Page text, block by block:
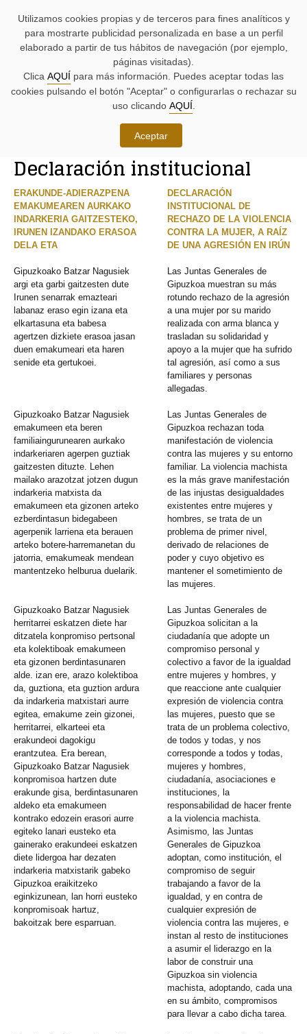
NAVEGACIÓN:
contenido.
parlamentaria.
parlamentarias.
MENÚS
PRINCIPAL
ACCESO
PÁGINA
ACTUAL
CONTENIDO
PRINCIPAL
DE
LA
PÁGINA
Declaración institucional
ERAKUNDE-ADIERAZPENA
EMAKUMEAREN AURKAKO
INDARKERIA GAITZESTEKO,
IRUNEN IZANDAKO ERASOA
DELA ETA
DECLARACIÓN
INSTITUCIONAL DE
RECHAZO DE LA VIOLENCIA
CONTRA LA MUJER, A RAÍZ
DE UNA AGRESIÓN EN IRÚN
Gipuzkoako Batzar Nagusiek
argi eta garbi gaitzesten dute
Irunen senarrak emazteari
labanaz eraso egin izana eta
elkartasuna eta babesa
agertzen dizkiete erasoa jasan
duen emakumeari eta haren
senide eta gertukoei.
Las Juntas Generales de
Gipuzkoa muestran su más
rotundo rechazo de la agresión
a una mujer por su marido
realizada con arma blanca y
trasladan su solidaridad y
apoyo a la mujer que ha sufrido
tal agresión, así como a sus
familiares y personas
allegadas.
Gipuzkoako Batzar Nagusiek
emakumeen eta beren
familiaingurunearen aurkako
indarkeriaren agerpen guztiak
gaitzesten dituzte. Lehen
mailako arazotzat jotzen dugun
indarkeria matxista da
emakumeen eta gizonen arteko
ezberdintasun bidegabeen
agerpenik larriena eta berauen
arteko botere-harremanetan du
jatorria, emakumeak mendean
mantentzeko helburua duelarik.
Las Juntas Generales de
Gipuzkoa rechazan toda
manifestación de violencia
contra las mujeres y su entorno
familiar. La violencia machista
es la más grave manifestación
de las injustas desigualdades
existentes entre mujeres y
hombres, se trata de un
problema de primer nivel,
derivado de relaciones de
poder y cuyo objetivo es
mantener el sometimiento de
las mujeres.
Gipuzkoako Batzar Nagusiek
herritarrei eskatzen diete har
ditzatela konpromiso pertsonal
eta kolektiboak emakumeen
eta gizonen berdintasunaren
alde. izan ere, arazo kolektiboa
da, guztiona, eta guztion ardura
da indarkeria matxistari aurre
egitea, emakume zein gizonei,
herritarrei, elkarteei eta
erakundeoi dagokigu
erantzutea. Era berean,
Gipuzkoako Batzar Nagusiek
konpromisoa hartzen dute
erakunde gisa, berdintasunaren
aldeko eta emakumeen
kontrako edozein erasori aurre
egiteko lanari eusteko eta
gainerako erakundeei eskatzen
diete lidergoa har dezaten
indarkeria matxistarik gabeko
Gipuzkoa eraikitzeko
eginkizunean, lan horri eusteko
konpromisoak hartuz,
bakoitzak bere esparruan.
Las Juntas Generales de
Gipuzkoa solicitan a la
ciudadanía que adopte un
compromiso personal y
colectivo a favor de la igualdad
entre mujeres y hombres, y
que reaccione ante cualquier
expresión de violencia contra
las mujeres, puesto que se
trata de un problema colectivo,
de todos y todas, y nos
corresponde a todos y todas,
mujeres y hombres,
ciudadanía, asociaciones e
instituciones, la
responsabilidad de hacer frente
a la violencia machista.
Asimismo, las Juntas
Generales de Gipuzkoa
adoptan, como institución, el
compromiso de seguir
trabajando a favor de la
igualdad, y en contra de
cualquier expresión de
violencia contra las mujeres, e
instan al resto de instituciones
a asumir el liderazgo en la
labor de construir una
Gipuzkoa sin violencia
machista, adoptando, cada una
en su ámbito, compromisos
para llevar a cabo dicha tarea.
Utilizamos cookies propias y de terceros para fines analíticos y
para mostrarte publicidad personalizada en base a un perfil
elaborado a partir de tus hábitos de navegación (por ejemplo,
páginas visitadas).
Clica AQUÍ para más información. Puedes aceptar todas las
cookies pulsando el botón "Aceptar" o configurarlas o rechazar su
uso clicando AQUÍ
Aceptar